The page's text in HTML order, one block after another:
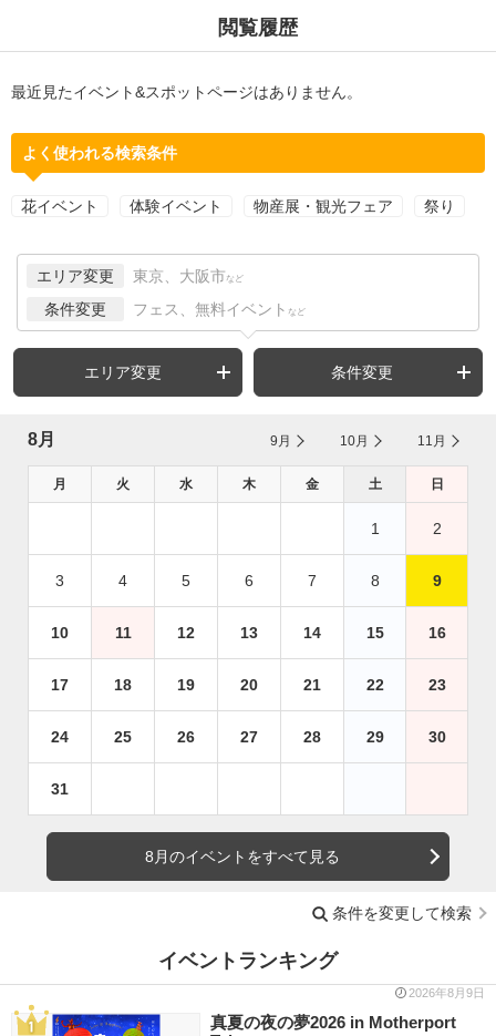
閲覧履歴
最近見たイベント&スポットページはありません。
よく使われる検索条件
花イベント 体験イベント 物産展・観光フェア 祭り
エリア変更 東京、大阪市 など
条件変更 フェス、無料イベント など
エリア変更 条件変更
8月 9月 10月 11月
月 火 水 木 金 土 日
1 2
3 4 5 6 7 8 9
10 11 12 13 14 15 16
17 18 19 20 21 22 23
24 25 26 27 28 29 30
31
8月のイベントをすべて見る
条件を変更して検索
イベントランキング
2026年8月9日
真夏の夜の夢2026 in Motherport